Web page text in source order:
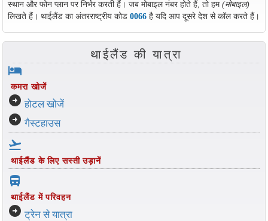
स्थान और फोन प्लान पर निर्भर करती हैं। जब मोबाइल नंबर होते हैं, तो हम(मोबाइल)
लिखते हैं। थाईलैंड का अंतरराष्ट्रीय कोड 0066है यदि आप दूसरे देश से कॉल करते हैं।
थाईलैंड की यात्रा
hotel
कमरा खोजें
arrow_circle_right होटल खोजें
arrow_circle_right गैस्टहाउस
flight_takeoff
थाईलैंड के लिए सस्ती उड़ानें
directions_bus_filled
थाईलैंड में परिवहन
arrow_circle_right ट्रेन से यात्रा